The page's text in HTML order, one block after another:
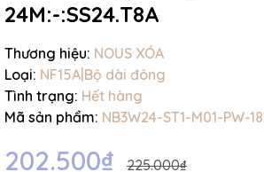
24M:-:SS24.T8A
Thương hiệu: NOUS XÓA
Loại: NF15A|Bộ dài đông
Tình trạng: Hết hàng
Mã sản phẩm: NB3W24-ST1-M01-PW-
202.500₫ 225.000₫
Mã giảm giá:
Ngày hết hạn:
Điều kiện: